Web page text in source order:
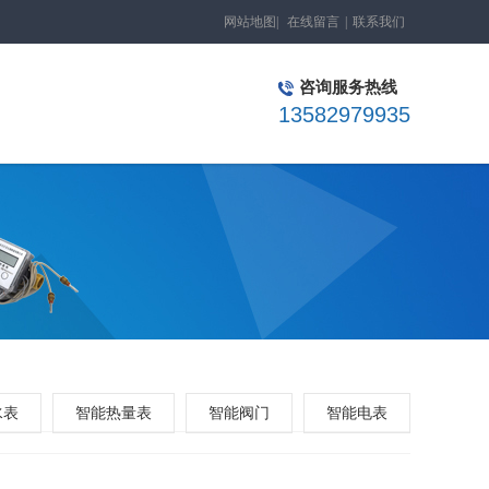
网站地图 在线留言 联系我们
咨询服务热线
13582979935
智能热量表 智能阀门 智能电表